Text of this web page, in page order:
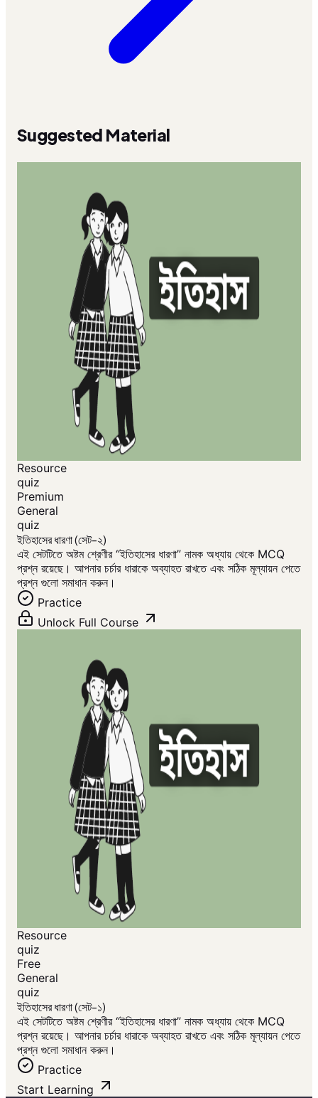
Suggested Material
Resource
quiz
Premium
General
quiz
ইতিহাসের ধারণা (সেট-২)
এই সেটটিতে অষ্টম শ্রেণীর “ইতিহাসের ধারণা” নামক অধ্যায় থেকে MCQ
প্রশ্ন রয়েছে। আপনার চর্চার ধারাকে অব্যাহত রাখতে এবং সঠিক মূল্যায়ন পেতে
প্রশ্ন গুলো সমাধান করুন।
Practice
Unlock Full Course
Resource
quiz
Free
General
quiz
ইতিহাসের ধারণা (সেট-১)
এই সেটটিতে অষ্টম শ্রেণীর “ইতিহাসের ধারণা” নামক অধ্যায় থেকে MCQ
প্রশ্ন রয়েছে। আপনার চর্চার ধারাকে অব্যাহত রাখতে এবং সঠিক মূল্যায়ন পেতে
প্রশ্ন গুলো সমাধান করুন।
Practice
Start Learning